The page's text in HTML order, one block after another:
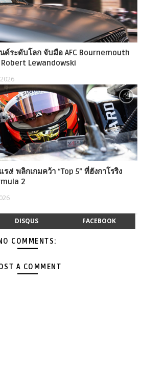
นด์ระดับโลก จับมือ AFC Bournemouth
Lewandowski
! พลิกเกมคว้า “Top 5” ที่ฮังกาโรริง
2
DISQUS FACEBOOK
COMMENTS:
A COMMENT